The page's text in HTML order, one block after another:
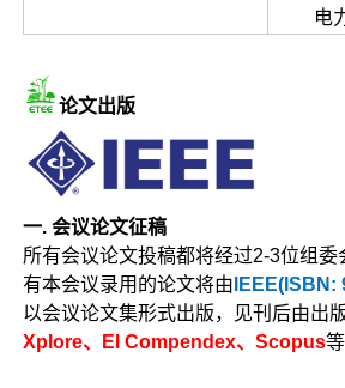
电
论文出版
一. 会议论文征稿
所有会议论文投稿都将经过2-3位组
有本会议录用的论文将由
以会议论文集形式出版，见刊后由出
Xplore、EI Compendex、Scopus